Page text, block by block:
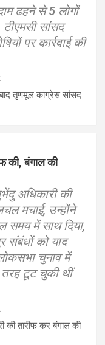
ढहने से 5 लोगों
सांसद
पर कार्रवाई की
बाद तृणमूल कांग्रेस सांसद
की, बंगाल की
अधिकारी की
मचाई, उन्होंने
में साथ दिया,
संबंधों को याद
चुनाव में
तरह टूट चुकी थीं
की तारीफ कर बंगाल की